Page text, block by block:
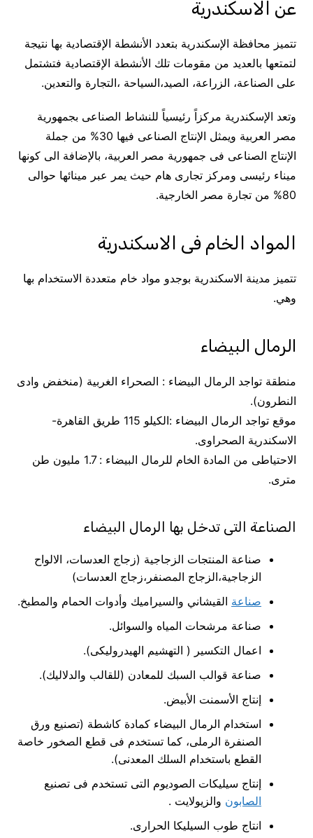
عن الاسكندرية
تتميز محافظة الإسكندرية بتعدد الأنشطة الإقتصادية بها نتيجة
لتمتعها بالعديد من مقومات تلك الأنشطة الإقتصادية فتشتمل
على الصناعة، الزراعة، الصيد،السياحة ،التجارة والتعدين.
وتعد الإسكندرية مركزاً رئيسياً للنشاط الصناعى بجمهورية
مصر العربية ويمثل الإنتاج الصناعى فيها 30% من جملة
الإنتاج الصناعى فى جمهورية مصر العربية، بالإضافة الى كونها
ميناء رئيسى ومركز تجارى هام حيث يمر عبر مينائها حوالى
80% من تجارة مصر الخارجية.
المواد الخام فى الاسكندرية
تتميز مدينة الاسكندرية بوجدو مواد خام متعددة الاستخدام بها
وهي.
الرمال البيضاء
منطقة تواجد الرمال البيضاء : الصحراء الغربية (منخفض وادى
النطرون).
موقع تواجد الرمال البيضاء :الكيلو 115 طريق القاهرة-
الاسكندرية الصحراوى.
الاحتياطى من المادة الخام للرمال البيضاء : 1.7 مليون طن
مترى.
الصناعة التى تدخل بها الرمال البيضاء
صناعة المنتجات الزجاجية (زجاج العدسات، الالواح
الزجاجية،الزجاج المصنفر،زجاج العدسات)
صناعة القيشاني والسيراميك وأدوات الحمام والمطبخ.
صناعة مرشحات المياه والسوائل.
اعمال التكسير ( التهشيم الهيدروليكى).
صناعة قوالب السبك للمعادن (للقالب والدلاليك).
إنتاج الأسمنت الأبيض.
استخدام الرمال البيضاء كمادة كاشطة (تصنيع ورق
الصنفرة الرملى، كما تستخدم فى قطع الصخور خاصة
القطع باستخدام السلك المعدنى).
إنتاج سيليكات الصوديوم التى تستخدم فى تصنيع
الصابون والزيولايت .
انتاج طوب السيليكا الحرارى.